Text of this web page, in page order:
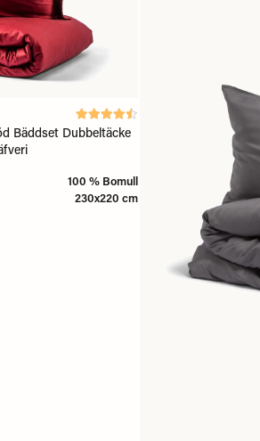
Bäddset Dubbeltäcke
100 % Bomull
230x220 cm